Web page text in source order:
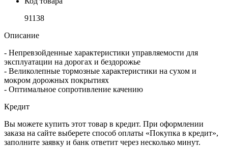
91138
Описание
- Непревзойденные характеристики управляемости для
эксплуатации на дорогах и бездорожье
- Великолепные тормозные характеристики на сухом и
мокром дорожных покрытиях
- Оптимальное сопротивление качению
Кредит
Вы можете купить этот товар в кредит. При оформлении
заказа на сайте выберете способ оплаты «Покупка в кредит»,
заполните заявку и банк ответит через несколько минут.